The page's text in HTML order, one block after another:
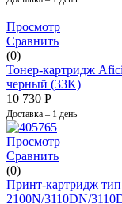
Просмотр
Сравнить
(0)
Тонер-картридж
черный (33K)
10 730 Р
Доставка – 1 день
Просмотр
Сравнить
(0)
Принт-картридж
2100N/3110DN/